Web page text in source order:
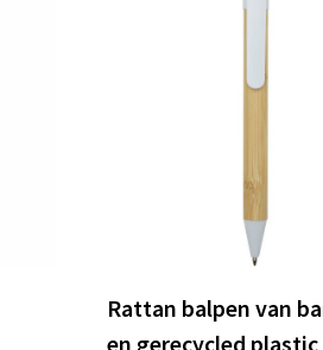
Rattan balpen van
en gerecycled